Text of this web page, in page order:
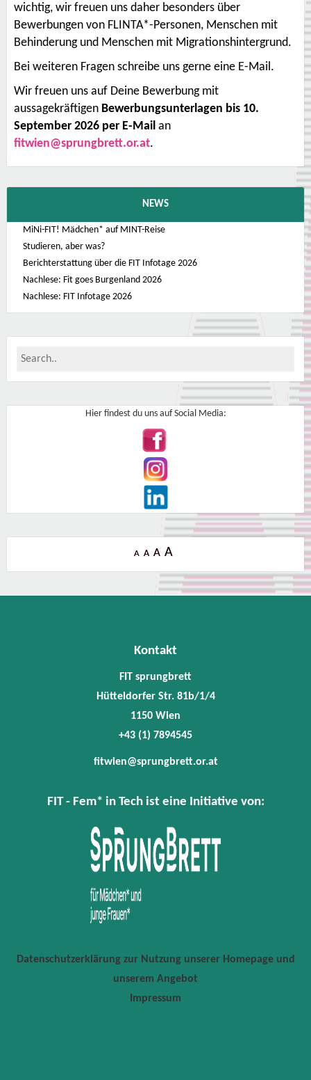
wichtig, wir freuen uns daher besonders über
Bewerbungen von FLINTA*-Personen, Menschen mit
Behinderung und Menschen mit Migrationshintergrund.
Bei weiteren Fragen schreibe uns gerne eine E-Mail.
Wir freuen uns auf Deine Bewerbung mit
aussagekräftigen Bewerbungsunterlagen bis 10.
September 2026 per E-Mail an
fitwien@sprungbrett.or.at.
NEWS
MiNi-FIT! Mädchen* auf MINT-Reise
Studieren, aber was?
Berichterstattung über die FIT Infotage 2026
Nachlese: Fit goes Burgenland 2026
Nachlese: FIT Infotage 2026
Hier findest du uns auf Social Media:
A A A A
Kontakt
FIT sprungbrett
Hütteldorfer Str. 81b/1/4
1150 Wien
+43 (1) 7894545
fitwien@sprungbrett.or.at
FIT - Fem* in Tech ist eine Initiative von:
Datenschutzerklärung zur Nutzung unserer Homepage und
unserem Angebot
Impressum